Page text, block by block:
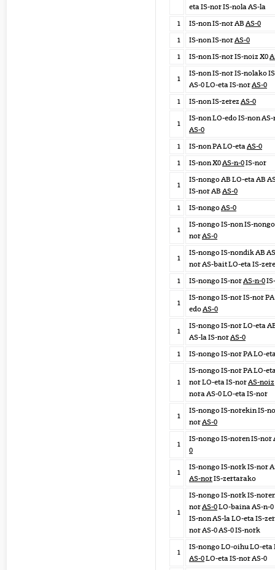
eta IS-nor IS-nola AS-la
1
IS-non IS-nor AB AS-0
1
IS-non IS-norAS-0
1
IS-non IS-nor IS-noiz X0
1
IS-non IS-nor IS-nolako
AS-0 LO-eta IS-norAS-0
1
IS-non IS-zerez AS-0
1
IS-non LO-edo IS-non
AS-0
1
IS-non PA LO-etaAS-0
1
IS-non X0AS-n-0IS-nor
1
IS-nongo AB LO-eta AB
IS-nor AB AS-0
1
IS-nongoAS-0
1
IS-nongo IS-non IS-
norAS-0
1
IS-nongo IS-nondik AB
nor AS-bait LO-eta IS-
1
IS-nongo IS-norAS-n-0
1
IS-nongo IS-nor IS-nor
edoAS-0
1
IS-nongo IS-nor LO-eta
AS-la IS-norAS-0
1
IS-nongo IS-nor PA LO-
1
IS-nongo IS-nor PA LO-
nor LO-eta IS-norAS-noiz
nora AS-0 LO-eta IS-nor
1
IS-nongo IS-norekin IS-
norAS-0
1
IS-nongo IS-noren IS-nor
0
1
IS-nongo IS-nork IS-nor
AS-norIS-zertarako
1
IS-nongo IS-nork IS-
norAS-0LO-baina AS-n-
IS-non AS-la LO-eta IS-
nor AS-0 AS-0 IS-nork
1
IS-nongo LO-oihu LO-eta
AS-0LO-eta IS-nor AS-0